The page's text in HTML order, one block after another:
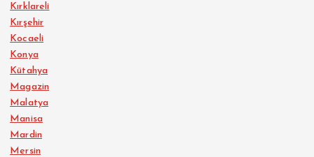
Kırklareli
Kırşehir
Kocaeli
Konya
Kütahya
Magazin
Malatya
Manisa
Mardin
Mersin